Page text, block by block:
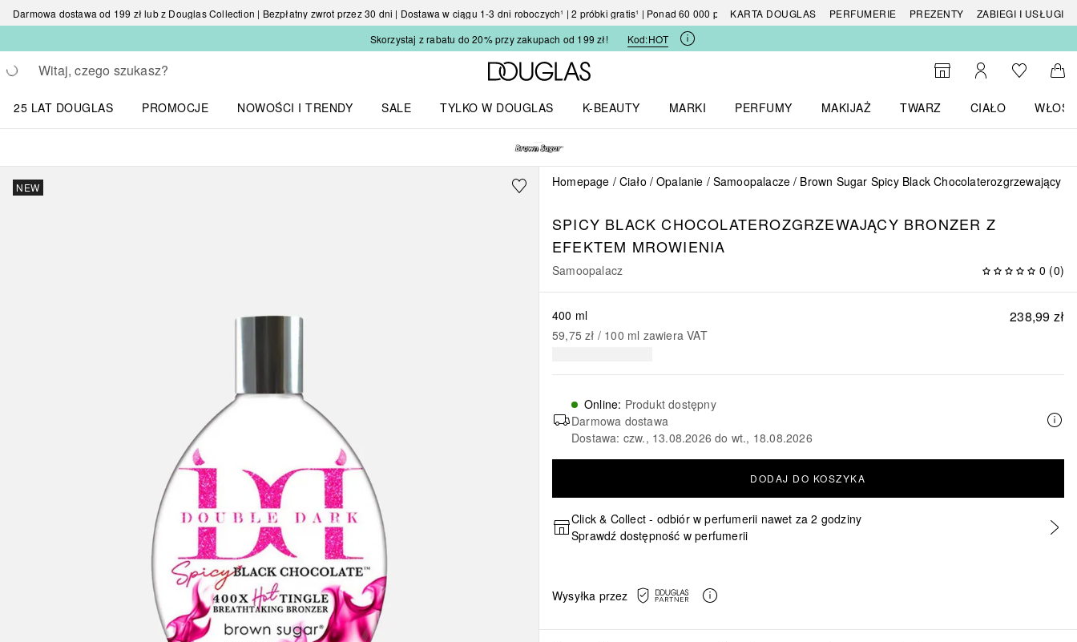
Darmowa dostawa od 199 zł lub z Douglas Collection | Bezpłatny zwrot przez 30 dni | Dostawa w ciągu 1-3 dni roboczych¹ | 2 próbki gratis¹ | Ponad 60 000 produktówKARTA DOUGLAS PERFUMERIE PREZENTY
ZABIEGI I USŁUGI
Skorzystaj z rabatu do 20% przy zakupach od 199 zł!
Kod:HOT
Wracać
Wykonaj wyszukiwanie
Strona główna Douglas
Do wyszukiwarki
Moje kontoDo listyDo
25 LAT DOUGLAS
PROMOCJE
NOWOŚCI I TRENDY
SALE
TYLKO W DOUGLAS
K-BEAUTY
MARKI
PERFUMY
MAKIJAŻ
TWARZ
CIAŁO
WŁOSY
NEW Homepage Ciało Opalanie Samoopalacze Brown Sugar Spicy Black Chocolaterozgrzewający
SPICY BLACK CHOCOLATEROZGRZEWAJĄCY BRONZER Z
EFEKTEM MROWIENIA
Samoopalacz 0 (0)
238,99 zł
400 ml
59,75 zł / 100 ml zawiera VAT
Online: Produkt dostępny
Darmowa dostawa
Dostawa: czw., 13.08.2026 do wt., 18.08.2026
DODAJ DO KOSZYKA
Click & Collect - odbiór w perfumerii nawet za 2 godziny
Sprawdź dostępność w perfumerii
Wysyłka przez